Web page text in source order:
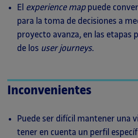
El experience mappuede
para la toma de decisiones a
proyecto avanza, en las etapas
de los user journeys.
Inconvenientes
Puede ser difícil mantener una
tener en cuenta un perfil